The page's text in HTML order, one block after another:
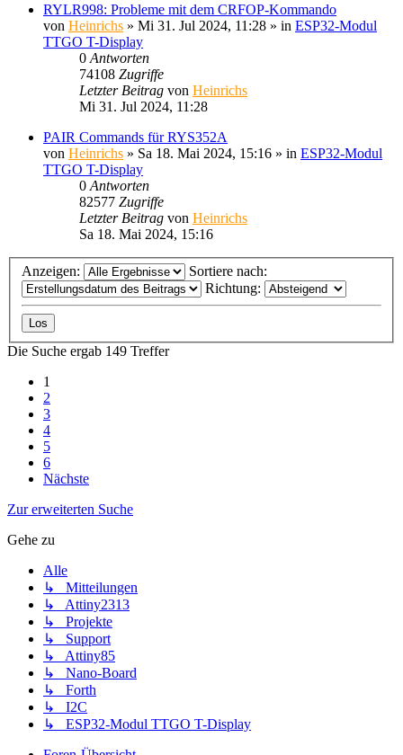
RYLR998: Probleme mit dem CRFOP-Kommando
von Heinrichs » Mi 31. Jul 2024, 11:28 » in ESP32-Modul
TTGO T-Display
0 Antworten
74108 Zugriffe
Letzter Beitrag von Heinrichs
Mi 31. Jul 2024, 11:28
PAIR Commands für RYS352A
von Heinrichs » Sa 18. Mai 2024, 15:16 » in ESP32-Modul
TTGO T-Display
0 Antworten
82577 Zugriffe
Letzter Beitrag von Heinrichs
Sa 18. Mai 2024, 15:16
Anzeigen:
Sortiere nach:
Richtung:
Die Suche ergab 149 Treffer
1
2
3
4
5
6
Nächste
Zur erweiterten Suche
Gehe zu
Alle
↳ Mitteilungen
↳ Attiny2313
↳ Projekte
↳ Support
↳ Attiny85
↳ Nano-Board
↳ Forth
↳ I2C
↳ ESP32-Modul TTGO T-Display